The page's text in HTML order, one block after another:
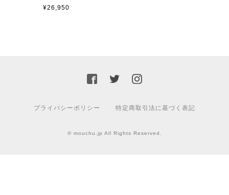
¥26,950
プライバシーポリシー 特定商取引法に基づく表記
© mouchu.jp All Rights Reserved.